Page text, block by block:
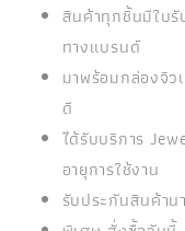
สินค้าทุกชิ้นมีใบ
ทางแบรนด์
มาพร้อมกล่องจิว
ดี
ได้รับบริการ
อายุการใช้งาน
รับประกันสินค้า